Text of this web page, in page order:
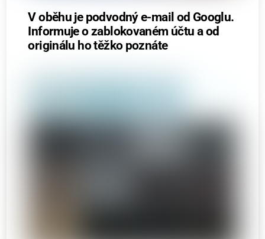
V oběhu je podvodný e-mail od Googlu.
Informuje o zablokovaném účtu a od
originálu ho těžko poznáte